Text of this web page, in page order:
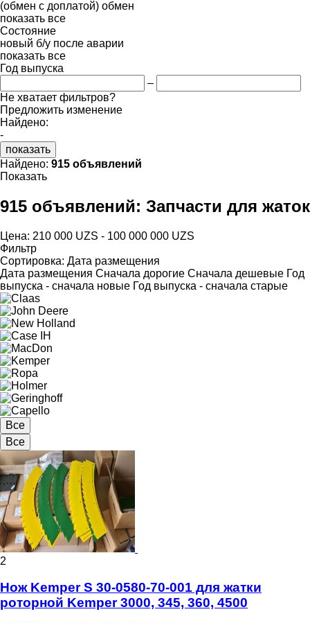
(обмен с доплатой) обмен
показать все
Состояние
новый б/у после аварии
показать все
Год выпуска
–
Не хватает фильтров?
Предложить изменение
Найдено:
-
показать
Найдено: 915 объявлений
Показать
915 объявлений: Запчасти для жаток
Цена: 210 000 UZS - 100 000 000 UZS
Фильтр
Сортировка: Дата размещения
Дата размещения Сначала дорогие Сначала дешевые Год
выпуска - сначала новые Год выпуска - сначала старые
Все
Все
2
Нож Kemper S 30-0580-70-001 для жатки
роторной Kemper 3000, 345, 360, 4500